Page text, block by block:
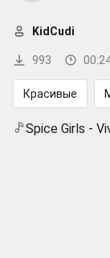
993
KidCudi
Красивые
Spice Girls -